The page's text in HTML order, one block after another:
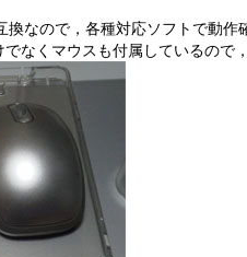
なので，各種対応ソフトで動作
なくマウスも付属しているので